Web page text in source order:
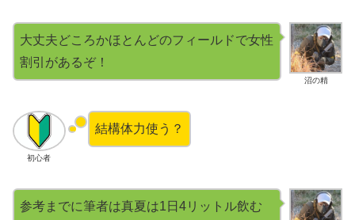
沼の精
大丈夫どころかほとんどのフィールドで女性
割引があるぞ！
初心者
結構体力使う？
参考までに筆者は真夏は1日4リットル飲む